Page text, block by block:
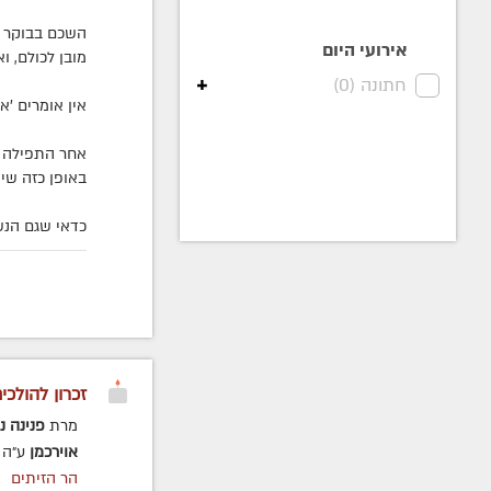
אירועי היום
חתונה (0
)
+
השכם בבוקר
מובן לכולם,
אין אומרים
אחר התפילה
באופן כזה
כדאי שגם
זכרון
מרתפנינה
אוירכמן
הר הזיתים